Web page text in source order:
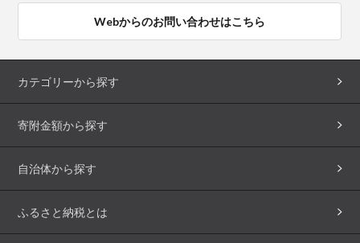
Webからのお問い合わせはこちら
カテゴリーから探す
寄附金額から探す
自治体から探す
ふるさと納税とは